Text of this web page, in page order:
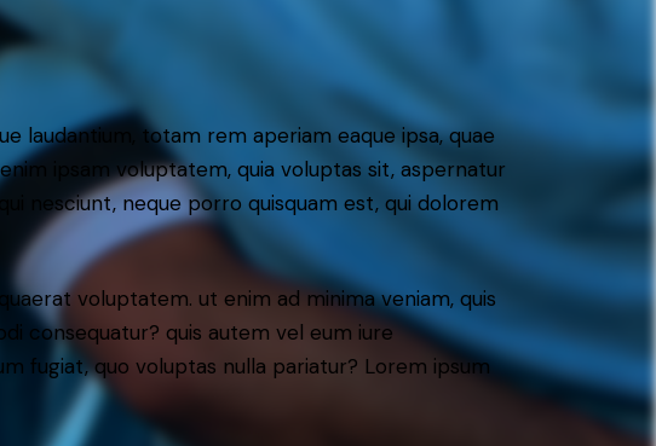
laudantium, totam rem aperiam eaque ipsa, quae
ipsam voluptatem, quia voluptas sit, aspernatur
nesciunt, neque porro quisquam est, qui dolorem
voluptatem. ut enim ad minima veniam, quis
consequatur? quis autem vel eum iure
fugiat, quo voluptas nulla pariatur? Lorem ipsum